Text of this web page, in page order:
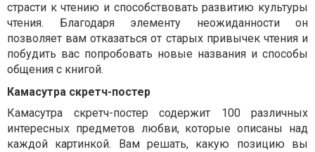
страсти к чтению и способствовать развитию культуры
чтения. Благодаря элементу неожиданности он
позволяет вам отказаться от старых привычек чтения и
побудить вас попробовать новые названия и способы
общения с книгой.
Камасутра скретч-постер
Камасутра скретч-постер содержит 100 различных
интересных предметов любви, которые описаны над
каждой картинкой. Вам решать, какую позицию вы